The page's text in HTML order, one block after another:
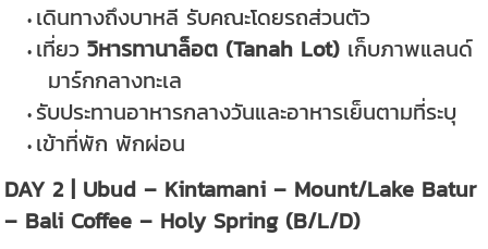
เดินทางถึงบาหลี รับคณะโดยรถส่วนตัว
เที่ยว วิหารทานาล็อต (Tanah Lot)เก็บภาพแลนด์
มาร์กกลางทะเล
รับประทานอาหารกลางวันและอาหารเย็นตามที่ระบุ
เข้าที่พัก พักผ่อน
DAY 2 | Ubud – Kintamani – Mount/Lake Batur
– Bali Coffee – Holy Spring (B/L/D)